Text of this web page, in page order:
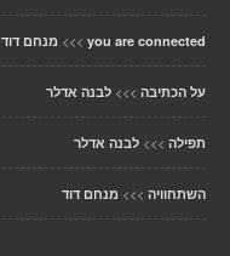
you are connected
>>> מנחם דוד
על הכתיבה >>> לבנה אדלר
תפילה >>> לבנה אדלר
השתחוויה >>> מנחם דוד